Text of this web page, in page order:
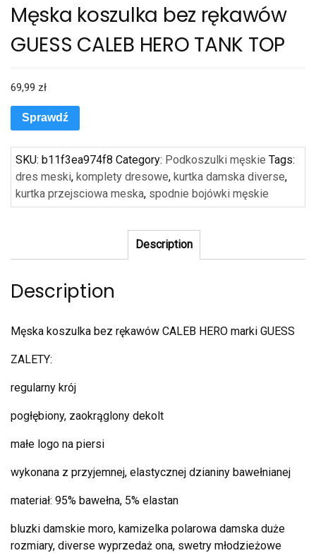
Męska koszulka bez rękawów
GUESS CALEB HERO TANK TOP
69,99 zł
Sprawdź
SKU: b11f3ea974f8 Category: Podkoszulki męskie Tags:
dres meski, komplety dresowe, kurtka damska diverse,
kurtka przejsciowa meska, spodnie bojówki męskie
Description
Description
Męska koszulka bez rękawów CALEB HERO marki GUESS
ZALETY:
regularny krój
pogłębiony, zaokrąglony dekolt
małe logo na piersi
wykonana z przyjemnej, elastycznej dzianiny bawełnianej
materiał: 95% bawełna, 5% elastan
bluzki damskie moro, kamizelka polarowa damska duże
rozmiary, diverse wyprzedaż ona, swetry młodzieżowe